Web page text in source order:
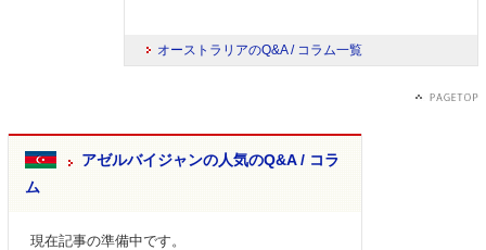
オーストラリアのQ&A / コラム一覧
アゼルバイジャンの人気のQ&A / コラ
ム
現在記事の準備中です。